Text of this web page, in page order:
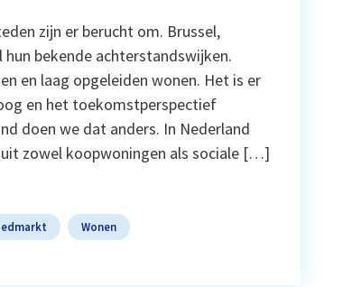
zijn er berucht om. Brussel,
hun bekende achterstandswijken.
en laag opgeleiden wonen. Het is er
en het toekomstperspectief
doen we dat anders. In Nederland
zowel koopwoningen als sociale […]
Wonen